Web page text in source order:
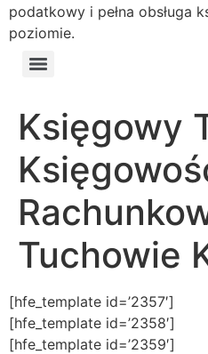
podatkowy i pełna obsługa
poziomie.
Księgowy
Tuchowie
[hfe_template id=’2357′]
[hfe_template id=’2358′]
[hfe_template id=’2359′]